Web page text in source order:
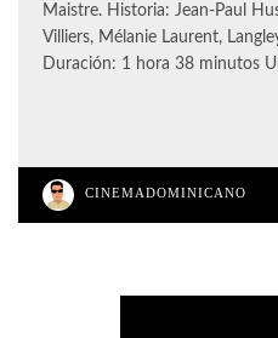
Maistre. Historia: Jean-Paul
Villiers, Mélanie Laurent,
Duración: 1 hora 38 minutos
CINEMADOMINICANO